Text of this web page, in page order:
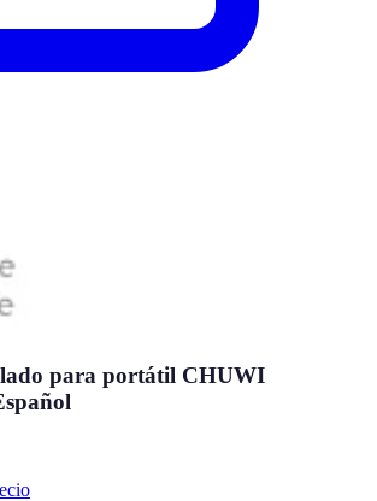
para portátil CHUWI